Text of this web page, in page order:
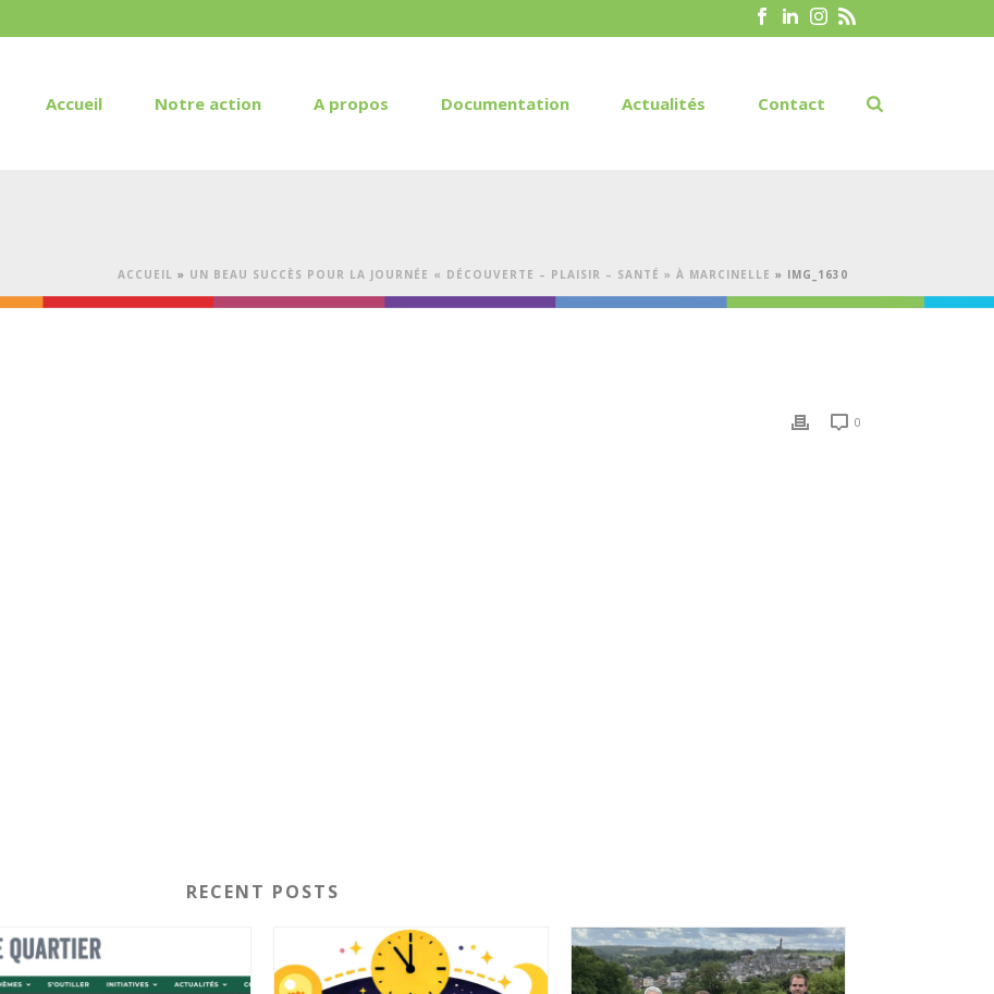
Accueil Notre action A propos Documentation Actualités Contact
ACCUEIL » UN BEAU SUCCÈS POUR LA JOURNÉE « DÉCOUVERTE – PLAISIR – SANTÉ » À MARCINELLE » IMG_1630
0
RECENT POSTS